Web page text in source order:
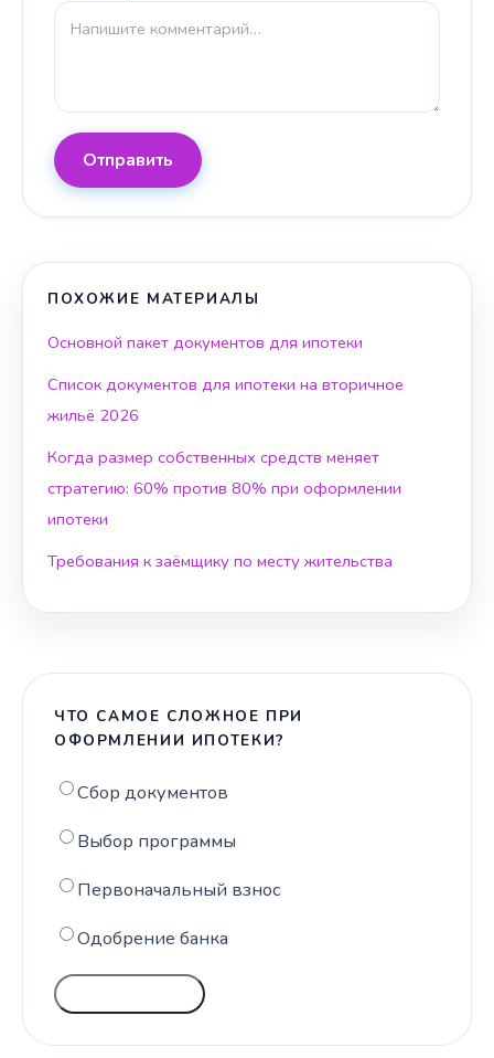
Отправить
ПОХОЖИЕ МАТЕРИАЛЫ
Основной пакет документов для ипотеки
Список документов для ипотеки на вторичное
жильё 2026
Когда размер собственных средств меняет
стратегию: 60% против 80% при оформлении
ипотеки
Требования к заёмщику по месту жительства
ЧТО САМОЕ СЛОЖНОЕ ПРИ
ОФОРМЛЕНИИ ИПОТЕКИ?
Сбор документов
Выбор программы
Первоначальный взнос
Одобрение банка